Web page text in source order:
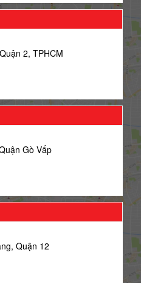
2, TPHCM
Gò Vấp
Quận 12